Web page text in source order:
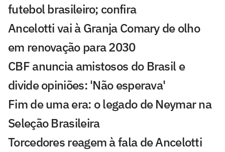
futebol brasileiro; confira
Ancelotti vai à Granja Comary de olho
em renovação para 2030
CBF anuncia amistosos do Brasil e
divide opiniões: 'Não esperava'
Fim de uma era: o legado de Neymar na
Seleção Brasileira
Torcedores reagem à fala de Ancelotti